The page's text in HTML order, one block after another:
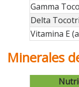
Gamma
Delta
Vitamina E
Minerales